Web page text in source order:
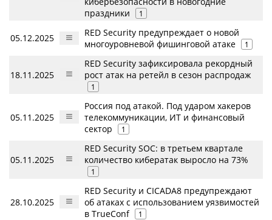
праздники
1
05.12.2025
RED Security предупреждает о новой
многоуровневой фишинговой атаке
1
18.11.2025
RED Security зафиксировала рекордный
рост атак на ретейл в сезон распродаж
1
05.11.2025
Россия под атакой. Под ударом хакеров
телекоммуникации, ИТ и финансовый
сектор
1
05.11.2025
RED Security SOC: в третьем квартале
количество кибератак выросло на 73%
1
28.10.2025
RED Security и СICADA8 предупреждают
об атаках с использованием уязвимостей
в TrueConf
1